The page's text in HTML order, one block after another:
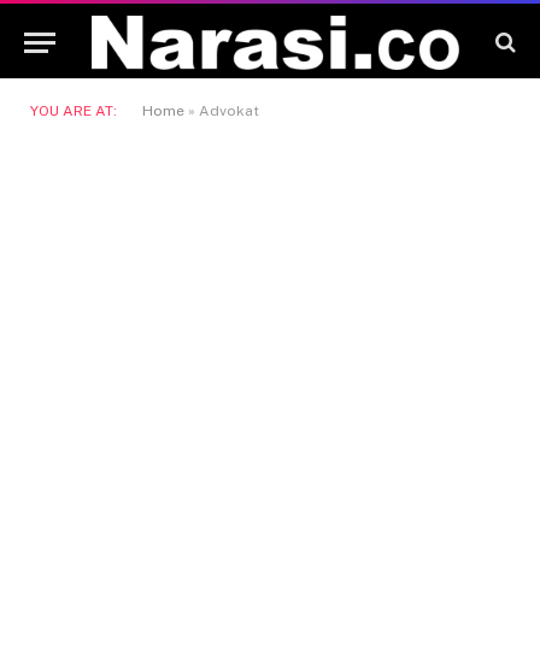
YOU ARE AT: Home » Advokat